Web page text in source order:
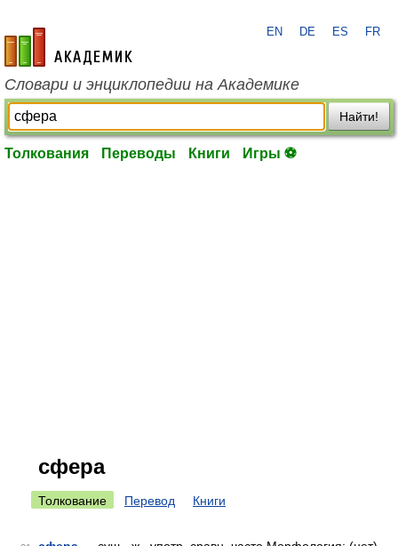
academic.ru
EN DE ES FR
Словари и энциклопедии на Академике
Найти!
Толкования Переводы Книги Игры ⚽
сфера
Толкование Перевод Книги